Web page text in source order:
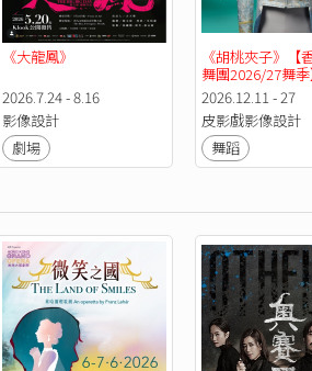
鄭融《Live Like 18
林二汶《給前度的音
第三十九屆香港藝
林一峰《一峰一人
遊樂民族：荒井壯一
《百分百感覺》舞台
《一樓一會》舞台劇
香港芭蕾舞蹈團《胡
香港舞蹈團《世一
香港藝術節《我們
香港藝術節《茱莉小
《大龍鳳》
2026.7.24 - 8.16
影像設計
劇場
《胡桃夾子》【
舞團2026/27舞季
2026.12.11 - 27
皮影戲影像設計
舞蹈